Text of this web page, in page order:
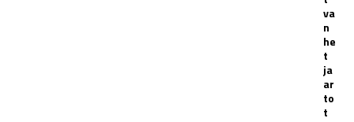
va
n
he
t
ja
ar
to
t